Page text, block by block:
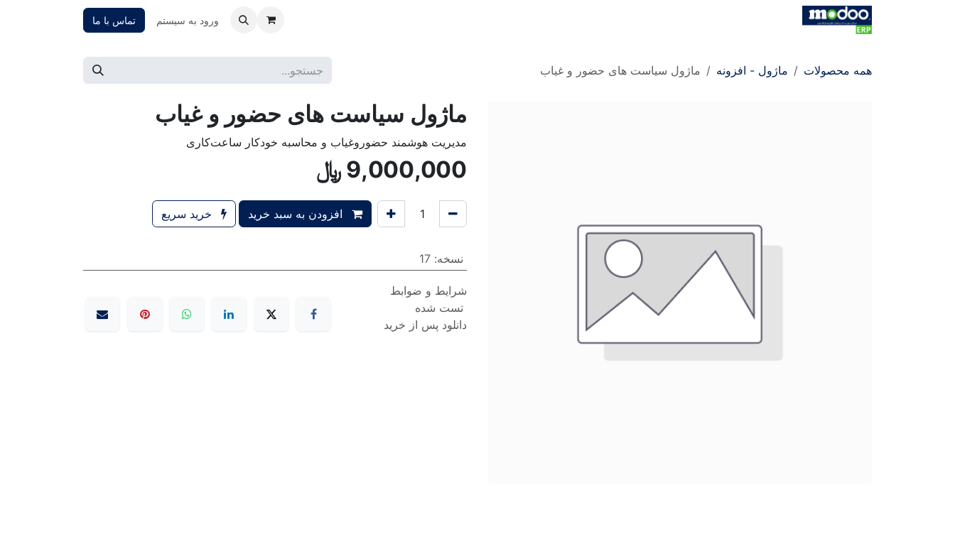
Skip to Content
ورود به سیستم تماس با ما
همه محصولات ماژول - افزونه ماژول سیاست های حضور و غیاب
ماژول سیاست های حضور و غیاب
مدیریت هوشمند حضوروغیاب و محاسبه خودکار ساعت‌کاری
9,000,000 ﷼
افزودن به سبد خرید خرید سریع
نسخه:
17
شرایط و ضوابط
تست شده
دانلود پس از خرید